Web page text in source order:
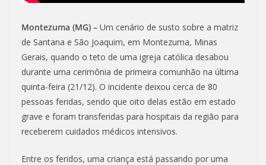
Montezuma (MG) – Um cenário de susto sobre a matriz
de Santana e São Joaquim, em Montezuma, Minas
Gerais, quando o teto de uma igreja católica desabou
durante uma cerimônia de primeira comunhão na última
quinta-feira (21/12). O incidente deixou cerca de 80
pessoas feridas, sendo que oito delas estão em estado
grave e foram transferidas para hospitais da região para
receberem cuidados médicos intensivos.
Entre os feridos, uma criança está passando por uma